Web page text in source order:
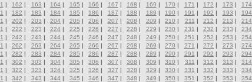
| 162 | 163 | 164 | 165 | 166 | 167 | 168 | 169 | 170 | 171 | 172 | 173 | 174
| 182 | 183 | 184 | 185 | 186 | 187 | 188 | 189 | 190 | 191 | 192 | 193 | 194
| 202 | 203 | 204 | 205 | 206 | 207 | 208 | 209 | 210 | 211 | 212 | 213 | 214
| 222 | 223 | 224 | 225 | 226 | 227 | 228 | 229 | 230 | 231 | 232 | 233 | 234
| 242 | 243 | 244 | 245 | 246 | 247 | 248 | 249 | 250 | 251 | 252 | 253 | 254
| 262 | 263 | 264 | 265 | 266 | 267 | 268 | 269 | 270 | 271 | 272 | 273 | 274
| 282 | 283 | 284 | 285 | 286 | 287 | 288 | 289 | 290 | 291 | 292 | 293 | 294
| 302 | 303 | 304 | 305 | 306 | 307 | 308 | 309 | 310 | 311 | 312 | 313 | 314
| 322 | 323 | 324 | 325 | 326 | 327 | 328 | 329 | 330 | 331 | 332 | 333 | 334
| 342 | 343 | 344 | 345 | 346 | 347 | 348 | 349 | 350 | 351 | 352 | 353 | 354